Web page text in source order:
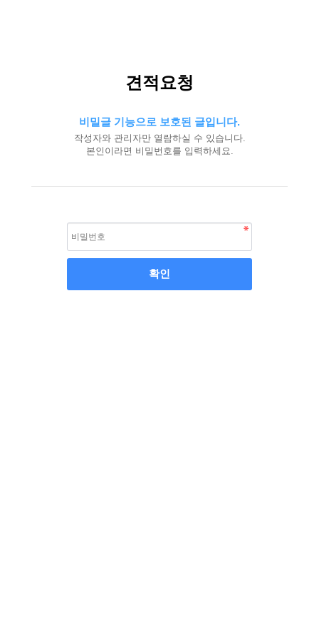
견적요청
비밀글 기능으로 보호된 글입니다.
작성자와 관리자만 열람하실 수 있습니다.
본인이라면 비밀번호를 입력하세요.